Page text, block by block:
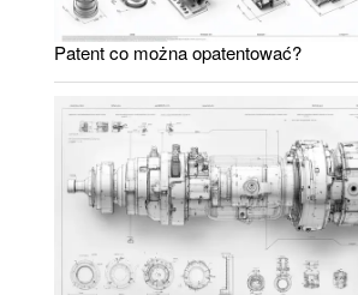
Patent co można opatentować?